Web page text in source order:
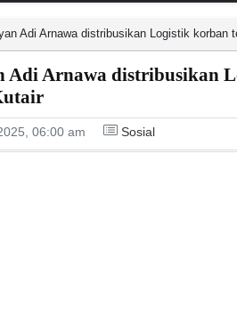
Adi Arnawa distribusikan Logistik korban
Adi Arnawa distribusikan
06:00 am Sosial